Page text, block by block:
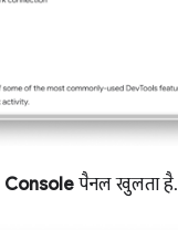
Console पैनल खुलता है.